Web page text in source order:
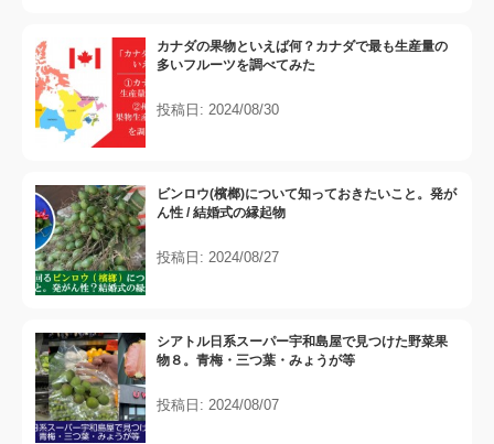
カナダの果物といえば何？カナダで最も生産量の
多いフルーツを調べてみた
投稿日: 2024/08/30
ビンロウ(檳榔)について知っておきたいこと。発が
ん性 / 結婚式の縁起物
投稿日: 2024/08/27
シアトル日系スーパー宇和島屋で見つけた野菜果
物８。青梅・三つ葉・みょうが等
投稿日: 2024/08/07